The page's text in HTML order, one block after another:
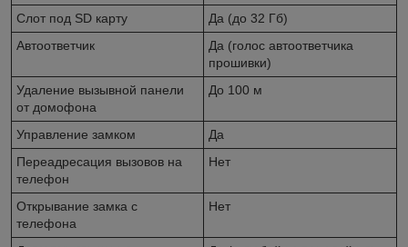
Слот под SD карту
Да (до 32 Гб)
Автоответчик
Да (голос автоответчика
прошивки)
Удаление вызывной панели
от домофона
До 100 м
Управление замком
Да
Переадресация вызовов на
телефон
Нет
Открывание замка с
телефона
Нет